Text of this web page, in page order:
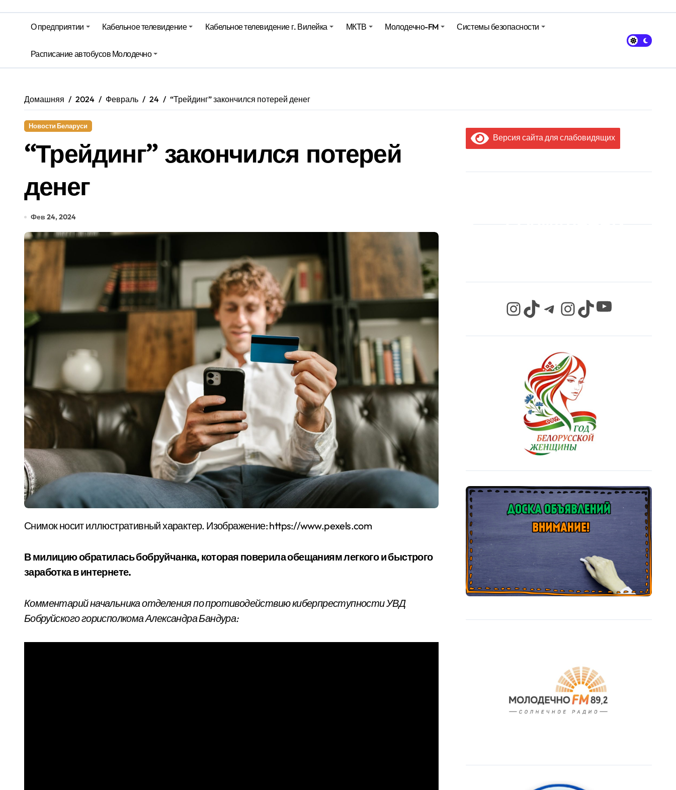
Молодечно. Новости время местное – 05 08 2026
Красный уровень опасности объявлен в Беларуси из-за жары
Вкусовые предпочтения, буфеты, вендинговые аппараты. Минобразования об изменениях в школьном питании
О предприятии Кабельное телевидение Кабельное телевидение г. Вилейка МКТВ Молодечно-FM Системы безопасности
Расписание автобусов Молодечно
Домашняя 2024 Февраль 24 “Трейдинг” закончился потерей денег
Новости Беларуси
“Трейдинг” закончился потерей
денег
Фев 24, 2024
Снимок носит иллюстративный характер. Изображение: https://www.pexels.com
В милицию обратилась бобруйчанка, которая поверила обещаниям легкого и быстрого
заработка в интернете.
Комментарий начальника отделения по противодействию киберпреступности УВД
Бобруйского горисполкома Александра Бандура:
Версия сайта для слабовидящих
InstagramTikTok Telegram InstagramTikTok YouTube